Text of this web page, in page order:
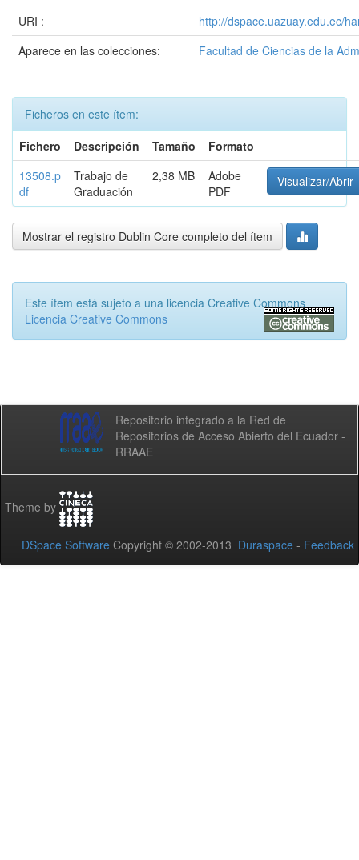
URI :
http://dspace.uazuay.edu.ec/
Aparece en las colecciones:
Facultad de Ciencias de la
Ficheros en este ítem:
Fichero
Descripción Tamaño
Formato
13508.p
df
Trabajo de
Graduación
2,38 MB
Adobe
PDF
Visualizar/Abrir
Mostrar el registro Dublin Core completo del ítem
Este ítem está sujeto a una licencia Creative Commons
Licencia Creative Commons
Repositorio integrado a la Red de
Repositorios de Acceso Abierto del Ecuador -
RRAAE
Theme by
DSpace Software Copyright © 2002-2013 Duraspace - Feedback